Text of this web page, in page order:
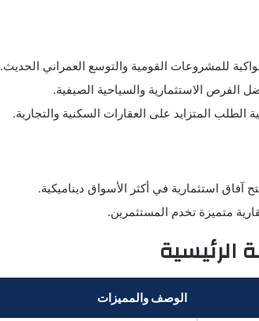
للمشروعات القومية والتوسع العمراني الحديث.
الفرص الاستثمارية والسياحية الصيفية.
الطلب المتزايد على العقارات السكنية والتجارية.
آفاق استثمارية في أكثر الأسواق ديناميكية.
متميزة تخدم المستثمرين.
الرئيسية
الوصف والمميزات